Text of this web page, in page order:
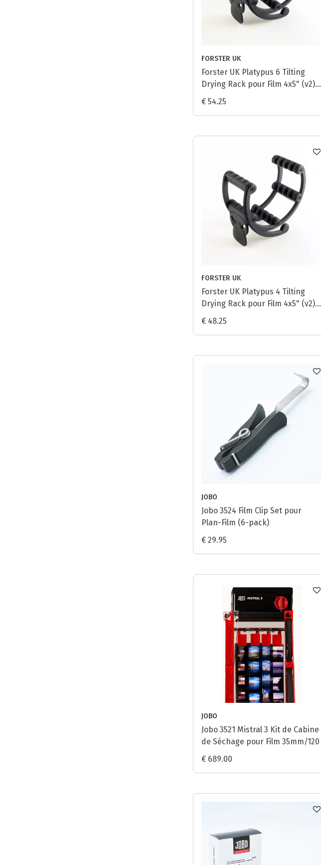
FORSTER UK
Forster UK Platypus 6 Tilting
Drying Rack pour Film 4x5" (v2) -
Noir
€ 54.25
FORSTER UK
Forster UK Platypus 4 Tilting
Drying Rack pour Film 4x5" (v2) -
€ 48.25
JOBO
Jobo 3524 Film Clip Set pour
Plan-Film (6-pack)
€ 29.95
JOBO
Jobo 3521 Mistral 3 Kit de Cabine
de Séchage pour Film 35mm/120
€ 689.00